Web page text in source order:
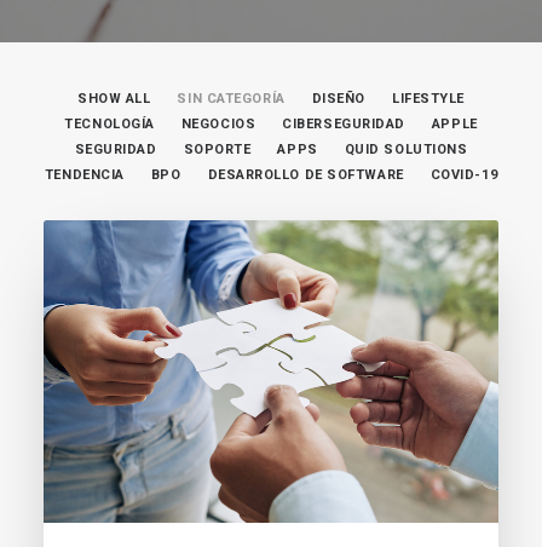
SHOW ALL SIN CATEGORÍA DISEÑO
LIFESTYLE
TECNOLOGÍA
NEGOCIOS CIBERSEGURIDAD
APPLE
SEGURIDAD
SOPORTE APPS
QUID SOLUTIONS
TENDENCIA
BPO DESARROLLO DE SOFTWARE COVID-19